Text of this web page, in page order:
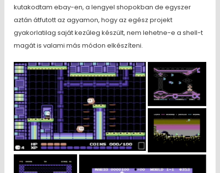
kutakodtam ebay-en, a lengyel shopokban de egyszer
aztán átfutott az agyamon, hogy az egész projekt
gyakorlatilag saját kezűleg készült, nem lehetne-e a shell-t
magát is valami más módon elkészíteni.